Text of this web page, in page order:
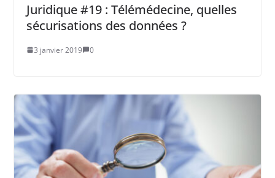
Juridique #19 : Télémédecine, quelles
sécurisations des données ?
3 janvier 2019 0